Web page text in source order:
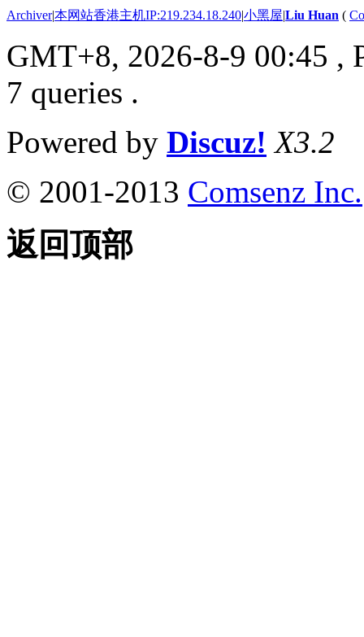
Archiver|本网站香港主机IP:219.234.18.240|小黑屋|Liu Huan (
GMT+8, 2026-8-9 00:45 ,
7 queries .
Powered by Discuz! X3.2
© 2001-2013 Comsenz Inc.
返回顶部